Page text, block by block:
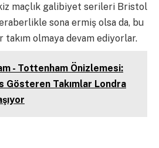
maçlık galibiyet serileri Bristol
sona ermiş olsa da, bu
takım olmaya devam ediyorlar.
- Tottenham Önizlemesi:
Gösteren Takımlar Londra